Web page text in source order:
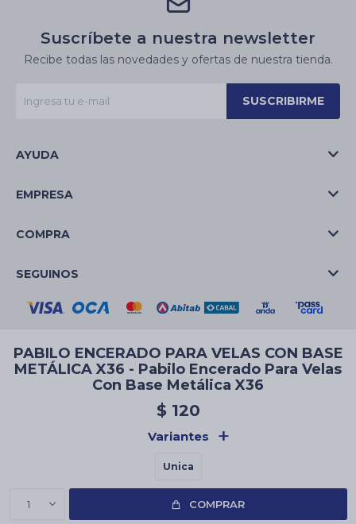
PABILO ENCERADO PARA VELAS CON BASE
METÁLICA X36 - Pabilo Encerado Para Velas
Con Base Metálica X36
$ 120
Variantes
Unica
1 COMPRAR
Suscríbete a nuestra newsletter
Recibe todas las novedades y ofertas de nuestra tienda.
SUSCRIBIRME
AYUDA
EMPRESA
COMPRA
SEGUINOS
© Copyright 2026 / La Casa de las Velas